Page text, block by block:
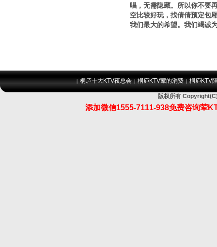
唱，无需隐藏。所以你不要
空比较好玩，找倩倩预定包
我们最大的希望。我们竭诚
|桐庐十大KTV夜总会 |桐庐KTV荤的消费 |桐庐KTV
版权所有
添加微信1555-7111-938免费咨询荤